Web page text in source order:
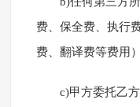
费、保全费、执行
费、翻译费等费用）
c)甲方委托乙